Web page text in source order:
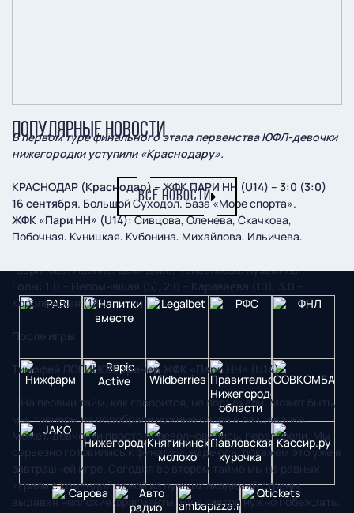
В первом туре финального этапа первенства ЮФЛ-девочки
нижегородки уступили «Краснодару».
КРАСНОДАР (Краснодар) – ЖФК ПАРИ НН (U14) – 3:0 (3:0)
16 сентября. Большой Суходол. База «Море спорта».
ЖФК «Пари НН» (U14):Сивцова, Оленева, Скачкова,
Побочная, Куницкая, Кубонина, Михайлова, Ильичева,
Гаврилова, Ларина, Демидова, Кривенкова, Кузьмина.
Голы: 1:0 – Непомнящая (5), 2:0 – Караваева (10), 3:0 –
Королевская (18).
После игры
Тимофей ЛОГИНОВ, тренер ЖФК «Пари НН» (U14):
– На первый тайм, как говорится, не подъехали. Может быть,
мы, тренеры не подобрали нужные слова в раздевалке.
Может, девчонки просто переволновались, перегорели. Мы
серьезно готовились к финалу и, надеюсь, покажем это уже в
завтрашней игре. Сегодня во втором тайме мы на равных
играли с командой одной из лучших академий страны,
выдавая неплохие фрагменты. Ну а завтра нужно побеждать.
ПОПУЛЯРНЫЕ НОВОСТИ
ВСЕ НОВОСТИ